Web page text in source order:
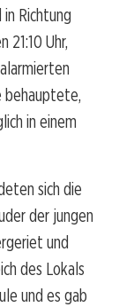
Richtung
Uhr,
behauptete,
in einem
sich die
der jungen
und
des Lokals
und es gab